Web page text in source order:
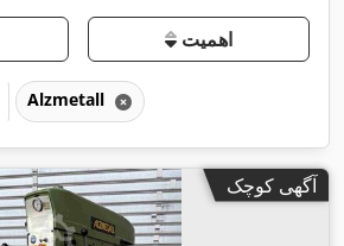
اهمیت
Alzmetall
آگهی کوچک